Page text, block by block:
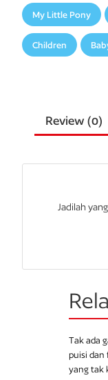
McIntosh berhasil
sana, yang
kebakaran!
My Little Pony
Children
Review (0)
Jadilah
Tak ada
puisi dan
yang tak